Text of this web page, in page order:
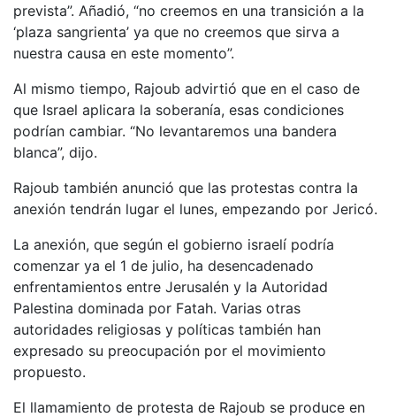
prevista”. Añadió, “no creemos en una transición a la
‘plaza sangrienta’ ya que no creemos que sirva a
nuestra causa en este momento”.
Al mismo tiempo, Rajoub advirtió que en el caso de
que Israel aplicara la soberanía, esas condiciones
podrían cambiar. “No levantaremos una bandera
blanca”, dijo.
Rajoub también anunció que las protestas contra la
anexión tendrán lugar el lunes, empezando por Jericó.
La anexión, que según el gobierno israelí podría
comenzar ya el 1 de julio, ha desencadenado
enfrentamientos entre Jerusalén y la Autoridad
Palestina dominada por Fatah. Varias otras
autoridades religiosas y políticas también han
expresado su preocupación por el movimiento
propuesto.
El llamamiento de protesta de Rajoub se produce en